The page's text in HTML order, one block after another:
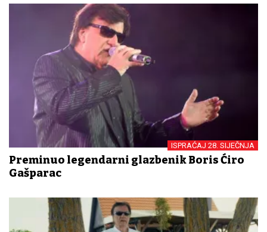
ISPRAĆAJ 28. SIJEČNJA
Preminuo legendarni glazbenik Boris Ćiro
Gašparac